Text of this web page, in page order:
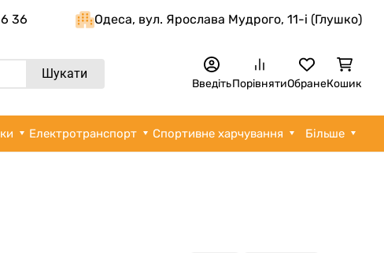
36 Одеса, вул. Ярослава Мудрого, 11-i (Глушко)
Шукати
ВведітьПорівнятиОбранеКошик
Електротранспорт Спортивне харчування Більше